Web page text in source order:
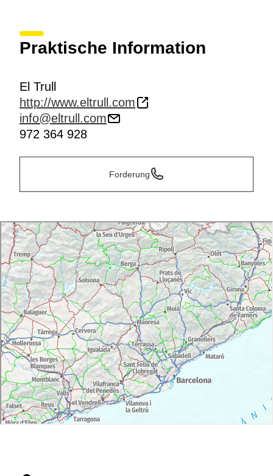
Praktische Information
El Trull
http://www.eltrull.com
info@eltrull.com
972 364 928
Forderung